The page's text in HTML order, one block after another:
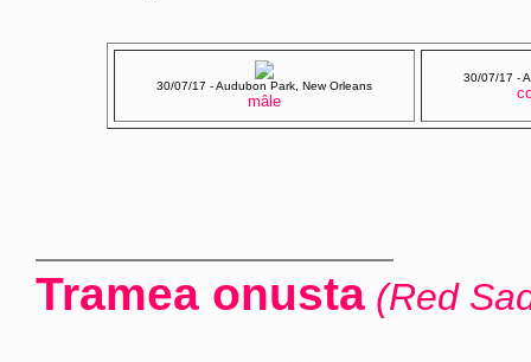
30/07/17 - Audubon Park, New Orleans
mâle
30/07/17 -
Tramea onusta (Red